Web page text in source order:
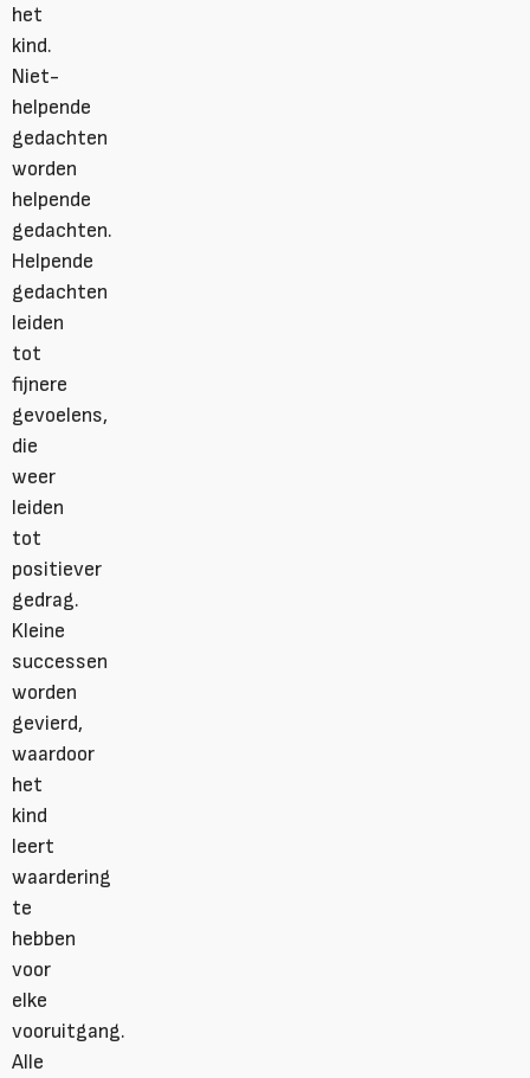
het
kind.
Niet-
helpende
gedachten
worden
helpende
gedachten.
Helpende
gedachten
leiden
tot
fijnere
gevoelens,
die
weer
leiden
tot
positiever
gedrag.
Kleine
successen
worden
gevierd,
waardoor
het
kind
leert
waardering
te
hebben
voor
elke
vooruitgang.
Alle